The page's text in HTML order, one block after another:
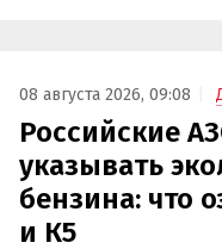
08 августа 2026, 09:08
Российские
указывать
бензина: что
и К5